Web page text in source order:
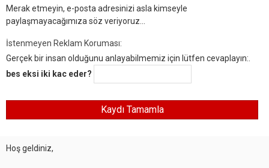
Merak etmeyin, e-posta adresinizi asla kimseyle
paylaşmayacağımıza söz veriyoruz...
İstenmeyen Reklam Koruması:
Gerçek bir insan olduğunu anlayabilmemiz için lütfen cevaplayın:.
bes eksi iki kac eder?
Hoş geldiniz,